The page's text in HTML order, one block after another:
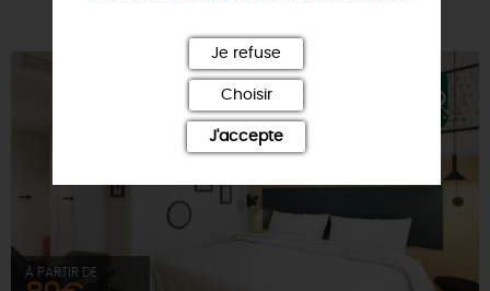
À PARTIR DE
Je refuse
Choisir
J'accepte